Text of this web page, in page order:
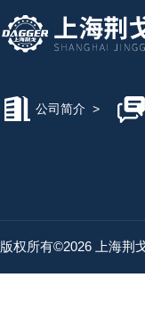
公司简介 >
版权所有©2026 上海荆